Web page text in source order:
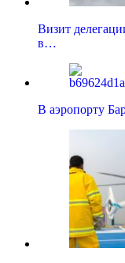
Визит
в…
В аэропорту